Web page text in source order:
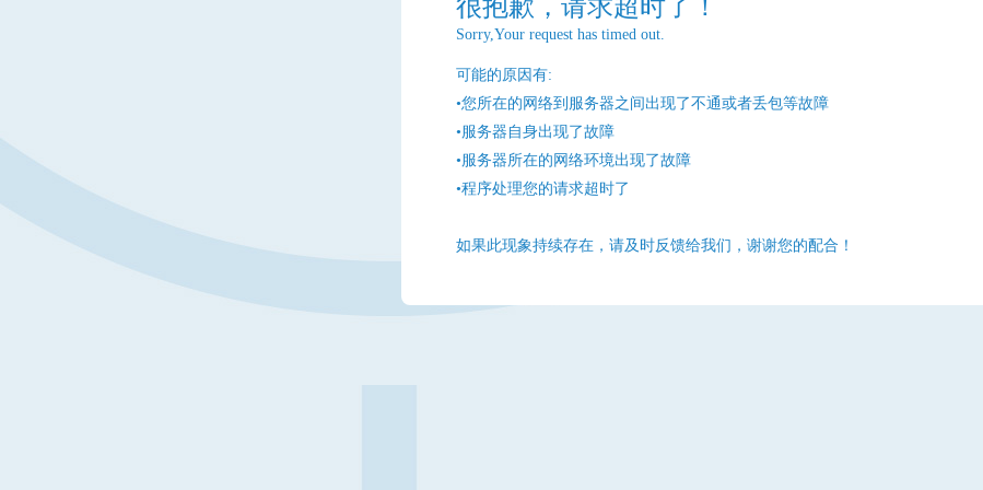
很抱歉，请求超时了！
Sorry,Your request has timed out.
可能的原因有:
•您所在的网络到服务器之间出现了不通或者丢包等故障
•服务器自身出现了故障
•服务器所在的网络环境出现了故障
•程序处理您的请求超时了
如果此现象持续存在，请及时反馈给我们，谢谢您的配合！